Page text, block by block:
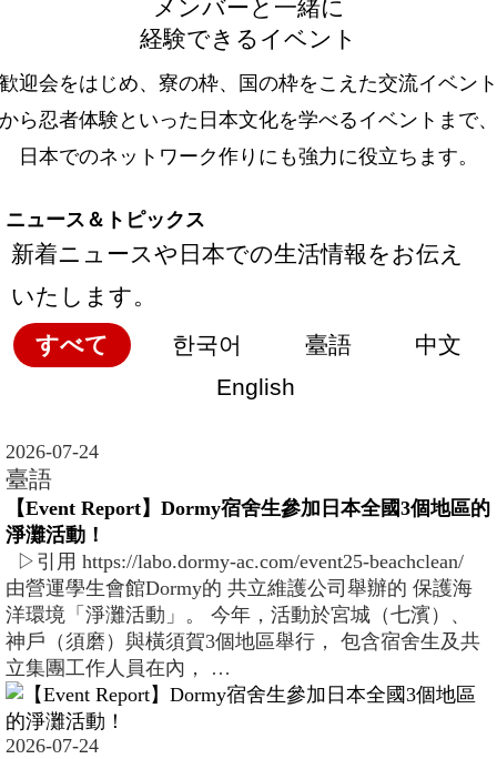
メンバーと一緒に
経験できるイベント
歓迎会をはじめ、寮の枠、国の枠をこえた交流イベント
から忍者体験といった日本文化を学べるイベントまで、
日本でのネットワーク作りにも強力に役立ちます。
ニュース＆トピックス
新着ニュースや日本での生活情報をお伝え
いたします。
すべて 한국어 臺語
中文
English
2026-07-24
臺語
【Event Report】Dormy宿舍生參加日本全國3個地區的
淨灘活動！
▷引用 https://labo.dormy-ac.com/event25-beachclean/
由營運學生會館Dormy的 共立維護公司舉辦的 保護海
洋環境「淨灘活動」。 今年，活動於宮城（七濱）、
神戶（須磨）與橫須賀3個地區舉行， 包含宿舍生及共
立集團工作人員在內， …
2026-07-24